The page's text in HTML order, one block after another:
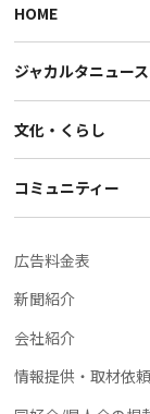
HOME
ジャカルタニュース
文化・くらし
コミュニティー
広告料金表
新聞紹介
会社紹介
情報提供・取材依頼